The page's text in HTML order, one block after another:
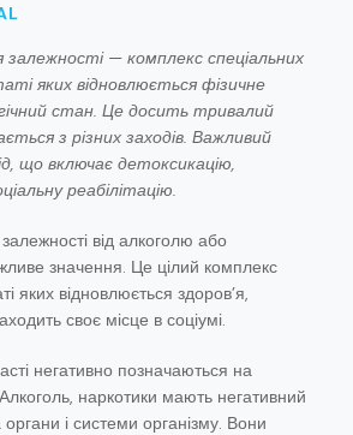
залежності — комплекс спеціальних
яких відновлюється фізичне
стан. Це досить тривалий
з різних заходів. Важливий
що включає детоксикацію,
реабілітацію.
залежності від алкоголю або
значення. Це цілий комплекс
яких відновлюється здоров’я,
своє місце в соціумі.
негативно позначаються на
наркотики мають негативний
органи і системи організму. Вони